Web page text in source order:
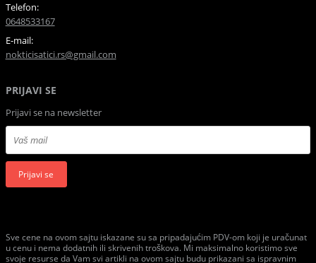
Telefon:
0648533167
E-mail:
nokticisatici.rs@gmail.com
PRIJAVI SE
Prijavi se na newsletter
Prijavi se
Sve cene na ovom sajtu iskazane su sa pripadajućim PDV-om koji je uračunat
u cenu i nema dodatnih ili skrivenih troškova. Mi maksimalno koristimo sve
svoje resurse da Vam svi artikli na ovom sajtu budu prikazani sa ispravnim